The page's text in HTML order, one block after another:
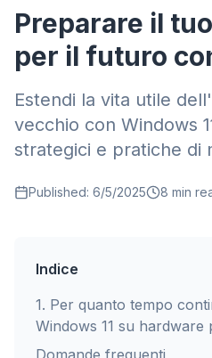
Preparare il
per il futuro
Estendi la vita utile
vecchio con Windows
strategici e pratiche di
Published: 6/5/2025 8 min
Indice
1. Per quanto tempo
Windows 11 su hardware
Domande frequenti